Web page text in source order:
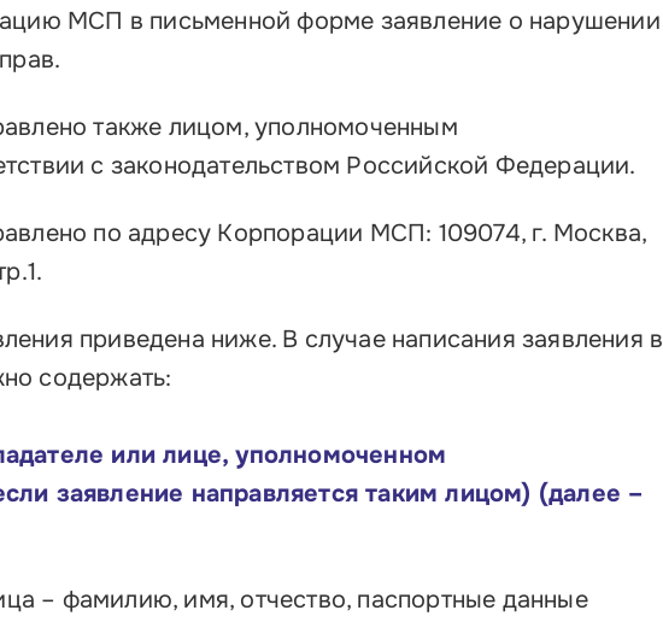
Лизинг для бизнеса
Поддержка предпринимателей в сфере
Факторинг для бизнеса
предпринимателей
МСП в письменной форме заявление о нарушении
также лицом, уполномоченным
с законодательством Российской Федерации.
по адресу Корпорации МСП: 109074, г. Москва,
приведена ниже. В случае написания заявления в
содержать:
или лице, уполномоченном
заявление направляется таким лицом) (далее –
– фамилию, имя, отчество, паспортные данные